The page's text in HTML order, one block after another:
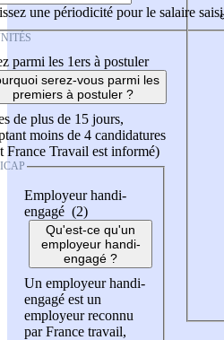
une périodicité pour le salaire saisi
parmi les 1ers à postuler
serez-vous parmi les
premiers à postuler ?
de plus de 15 jours,
moins de 4 candidatures
France Travail est informé)
Employeur handi-
engagé (2)
Qu'est-ce qu'un
employeur handi-
engagé ?
Un employeur handi-
engagé est un
employeur reconnu
par France travail,